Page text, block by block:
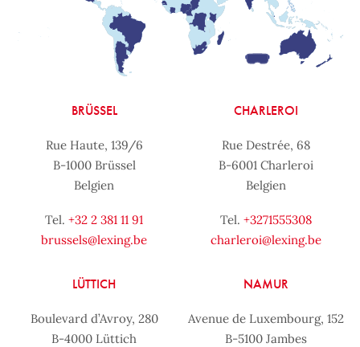
BRÜSSEL
Rue Haute, 139/6
B-1000 Brüssel
Belgien
Tel. +32 2 381 11 91
brussels@lexing.be
CHARLEROI
Rue Destrée, 68
B-6001 Charleroi
Belgien
Tel. +3271555308
charleroi@lexing.be
LÜTTICH
Boulevard d’Avroy, 280
B-4000 Lüttich
NAMUR
Avenue de Luxembourg, 152
B-5100 Jambes